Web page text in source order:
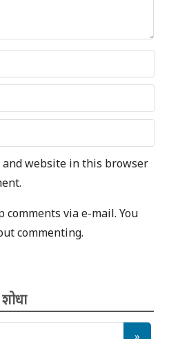
and website in this browser
via e-mail. You
commenting.
शोधा